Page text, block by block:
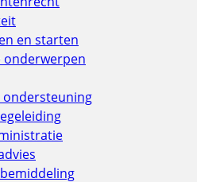
en starten
onderwerpen
ondersteuning